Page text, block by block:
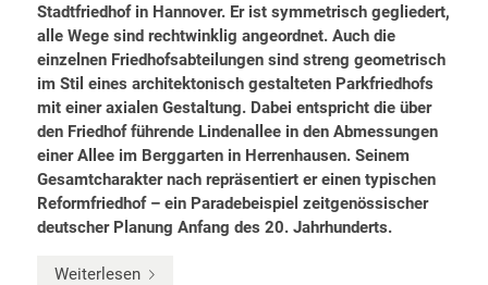
Stadtfriedhof in Hannover. Er ist symmetrisch gegliedert,
alle Wege sind rechtwinklig angeordnet. Auch die
einzelnen Friedhofsabteilungen sind streng geometrisch
im Stil eines architektonisch gestalteten Parkfriedhofs
mit einer axialen Gestaltung. Dabei entspricht die über
den Friedhof führende Lindenallee in den Abmessungen
einer Allee im Berggarten in Herrenhausen. Seinem
Gesamtcharakter nach repräsentiert er einen typischen
Reformfriedhof – ein Paradebeispiel zeitgenössischer
deutscher Planung Anfang des 20. Jahrhunderts.
Weiterlesen